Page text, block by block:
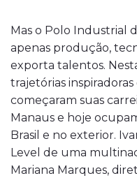
Mas o Polo Industrial
apenas produção,
exporta talentos.
trajetórias
começaram suas
Manaus e hoje
Brasil e no exterior.
Level de uma
Mariana Marques,